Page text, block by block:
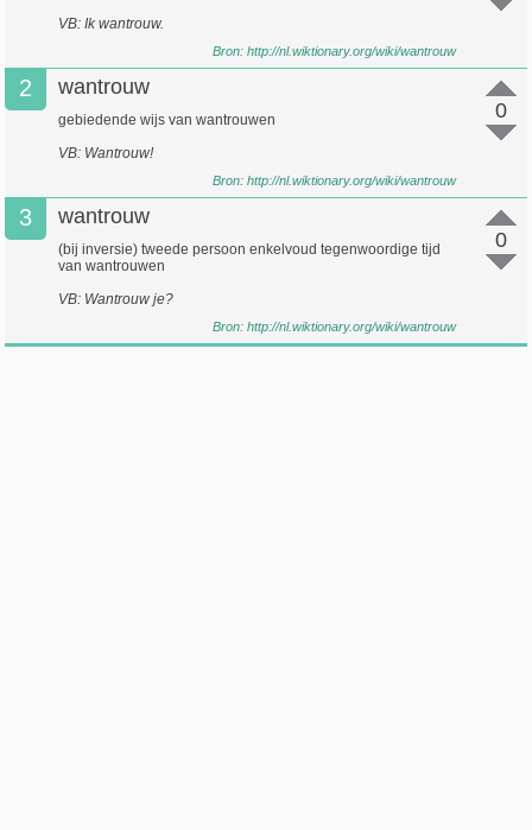
VB: Ik wantrouw.
Bron: http://nl.wiktionary.org/wiki/wantrouw
2
0
wantrouw
gebiedende wijs van wantrouwen
VB: Wantrouw!
Bron: http://nl.wiktionary.org/wiki/wantrouw
3
0
wantrouw
(bij inversie) tweede persoon enkelvoud tegenwoordige tijd
van wantrouwen
VB: Wantrouw je?
Bron: http://nl.wiktionary.org/wiki/wantrouw